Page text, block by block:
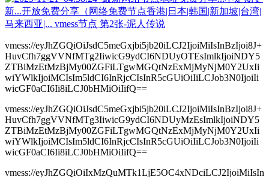
vmess://eyJhZGQiOiJsdC5meGxjbi5jb20iLCJ2IjoiMiIsInBzIjoi8J+
HuvCfh7ggVVNfMTg2IiwicG9ydCI6NDUyOTEsImlkIjoiNDY5
ZTBiMzEtMzBjMy00ZGFiLTgwMGQtNzExMjMyNjM0Y2UxIi
wiYWlkIjoiMCIsIm5ldCI6InRjcCIsInR5cGUiOiIiLCJob3N0IjoiIi
wicGF0aCI6Ii8iLCJ0bHMiOiIifQ==
vmess://eyJhZGQiOiJsdC5meGxjbi5jb20iLCJ2IjoiMiIsInBzIjoi8J+
HuvCfh7ggVVNfMTg3IiwicG9ydCI6NDUyMzEsImlkIjoiNDY5
ZTBiMzEtMzBjMy00ZGFiLTgwMGQtNzExMjMyNjM0Y2UxIi
wiYWlkIjoiMCIsIm5ldCI6InRjcCIsInR5cGUiOiIiLCJob3N0IjoiIi
wicGF0aCI6Ii8iLCJ0bHMiOiIifQ==
vmess://eyJhZGQiOiIxMzQuMTk1LjE5OC4xNDciLCJ2IjoiMiIsIn